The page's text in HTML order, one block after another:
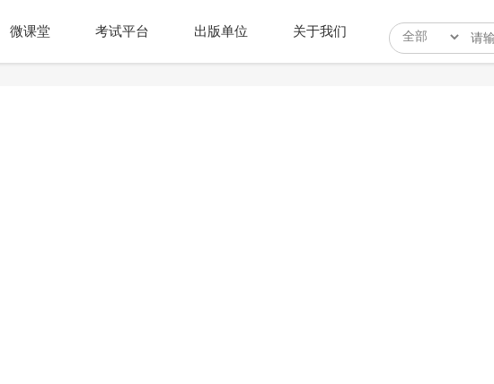
微课堂 考试平台 出版单位 关于我们